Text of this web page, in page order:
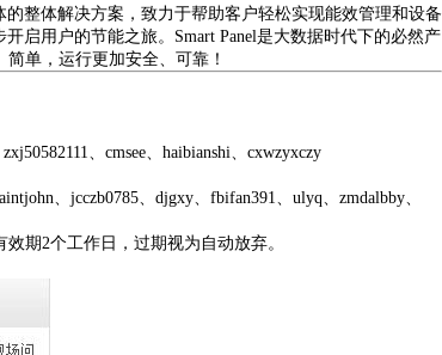
整体解决方案，致力于帮助客户轻松实现能效管理和设备
启用户的节能之旅。Smart Panel是大数据时代下的必然产
单，运行更加安全、可靠！
、cmsee、haibianshi、cxwzyxczy
、jcczb0785、djgxy、fbifan391、ulyq、zmdalbby、
期2个工作日，过期视为自动放弃。